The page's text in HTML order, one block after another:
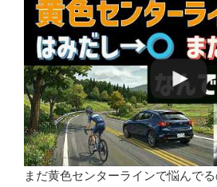
まだ黄色センターラインで悩んで